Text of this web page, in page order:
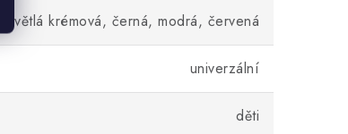
světlá krémová, černá, modrá, červená
univerzální
děti